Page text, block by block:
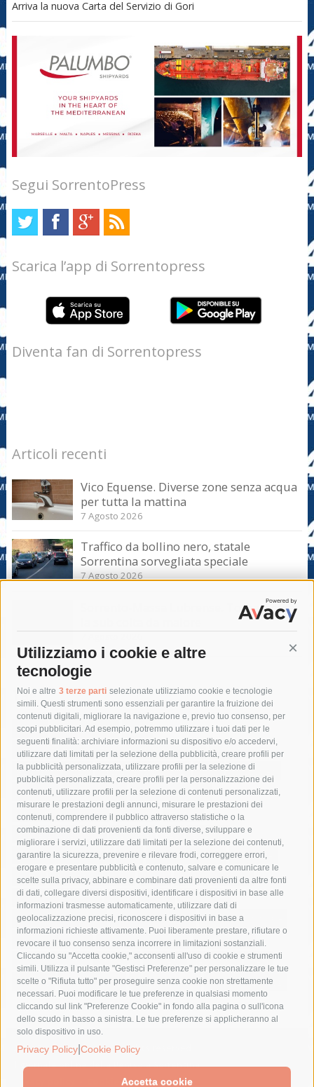
Utilizziamo i cookie e altre
tecnologie
Noi e altre 3 terze parti selezionate utilizziamo cookie e tecnologie
simili. Questi strumenti sono essenziali per garantire la fruizione dei
contenuti digitali, migliorare la navigazione e, previo tuo consenso, per
scopi pubblicitari. Ad esempio, potremmo utilizzare i tuoi dati per le
seguenti finalità: archiviare informazioni su dispositivo e/o accedervi,
utilizzare dati limitati per la selezione della pubblicità, creare profili per
la pubblicità personalizzata, utilizzare profili per la selezione di
pubblicità personalizzata, creare profili per la personalizzazione dei
contenuti, utilizzare profili per la selezione di contenuti personalizzati,
misurare le prestazioni degli annunci, misurare le prestazioni dei
contenuti, comprendere il pubblico attraverso statistiche o la
combinazione di dati provenienti da fonti diverse, sviluppare e
migliorare i servizi, utilizzare dati limitati per la selezione dei contenuti,
garantire la sicurezza, prevenire e rilevare frodi, correggere errori,
erogare e presentare pubblicità e contenuto, salvare e comunicare le
scelte sulla privacy, abbinare e combinare dati provenienti da altre fonti
di dati, collegare diversi dispositivi, identificare i dispositivi in base alle
informazioni trasmesse automaticamente, utilizzare dati di
geolocalizzazione precisi, riconoscere i dispositivi in base a
informazioni richieste attivamente. Puoi liberamente prestare, rifiutare o
revocare il tuo consenso senza incorrere in limitazioni sostanziali.
Cliccando su "Accetta cookie," acconsenti all'uso di cookie e strumenti
simili. Utilizza il pulsante "Gestisci Preferenze" per personalizzare le tue
scelte o "Rifiuta tutto" per proseguire senza cookie non strettamente
necessari. Puoi modificare le tue preferenze in qualsiasi momento
cliccando sul link "Preferenze Cookie" in fondo alla pagina o sull'icona
dello scudo in basso a sinistra. Le tue preferenze si applicheranno al
solo dispositivo in uso.
Privacy Policy Cookie Policy
Accetta cookie
Arriva la nuova Carta del Servizio di Gori
Segui SorrentoPress
Scarica l’app di Sorrentopress
Diventa fan di Sorrentopress
Articoli recenti
Vico Equense. Diverse zone senza acqua
per tutta la mattina
7 Agosto 2026
Traffico da bollino nero, statale
Sorrentina sorvegliata speciale
7 Agosto 2026
Sorrento-Massa Lubrense. Torna a casa
Tag
acqua allerta meteo
anas
area marina protetta di punta campanella
arresto
Asl Napoli 3 sud
capitaneria di porto capri
carabinieri
castellammare di stabia
circumvesuviana
comune di sorrento
concerto
contagi
costiera amalfitana
covid-19 eav
elezioni
fondazione sorrento
gori guardia costiera
incidente
lavori
lorenzo balducelli mare
massa lubrense
massimo coppola
Meta napoli
ordinanza
penisola sorrentina
piano di sorrento
polizia municipale
protezione civile
Regione Campania
sant'agnello
sindaco cuomo
sorrento studenti temporali
treni
turismo
Vico Equense villa fiorentino vincenzo de luca
© 2015 SorrentoPress. All rights reserved.
Il giornale online della Penisola Sorrentina
Cookie Policy